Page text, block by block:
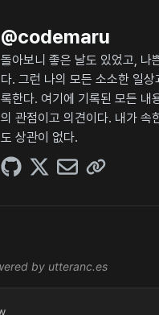
@codemaru
돌아보니 좋은 날도 있었고, 나
다. 그런 나의 모든 소소한 일상
록한다. 여기에 기록된 모든 내
의 관점이고 의견이다. 내가 속
도 상관이 없다.